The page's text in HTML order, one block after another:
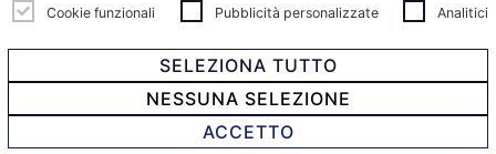
© 2021 Confartigianato Imprese Mandamento Bologna -
Via Papini, 18 - 40128 Bologna - Italy
Cookie funzionali Pubblicità personalizzate Analitici
SELEZIONA TUTTO
NESSUNA SELEZIONE
ACCETTO